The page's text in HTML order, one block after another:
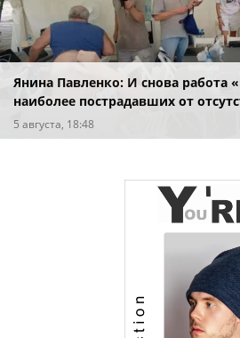
Янина Павленко: И снова работа
наиболее пострадавших от
после вражеских атак
5 августа, 18:48